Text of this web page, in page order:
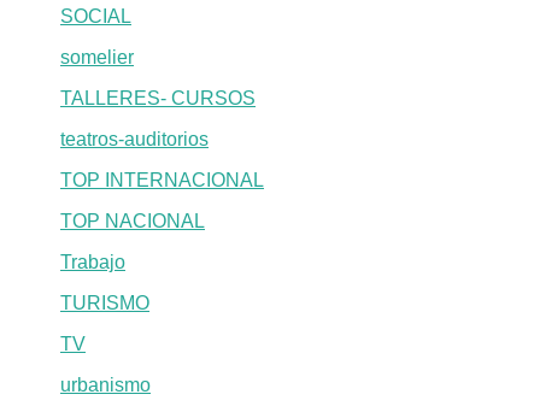
SOCIAL
somelier
TALLERES- CURSOS
teatros-auditorios
TOP INTERNACIONAL
TOP NACIONAL
Trabajo
TURISMO
TV
urbanismo